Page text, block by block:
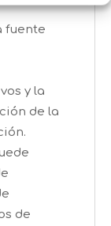
fuente
y la
de la
de